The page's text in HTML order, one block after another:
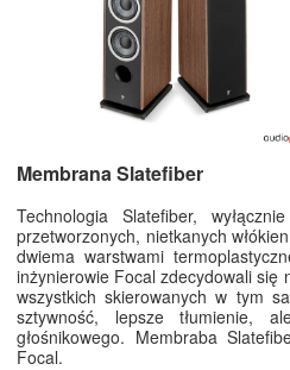
Membrana Slatefiber
Technologia Slatefiber,
przetworzonych, nietkanych
dwiema warstwami
inżynierowie Focal zdecydowali się
wszystkich skierowanych w tym
sztywność, lepsze tłumienie,
głośnikowego. Membraba
Focal.